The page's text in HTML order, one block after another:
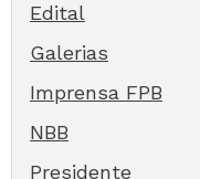
Edital
Galerias
Imprensa FPB
NBB
Presidente